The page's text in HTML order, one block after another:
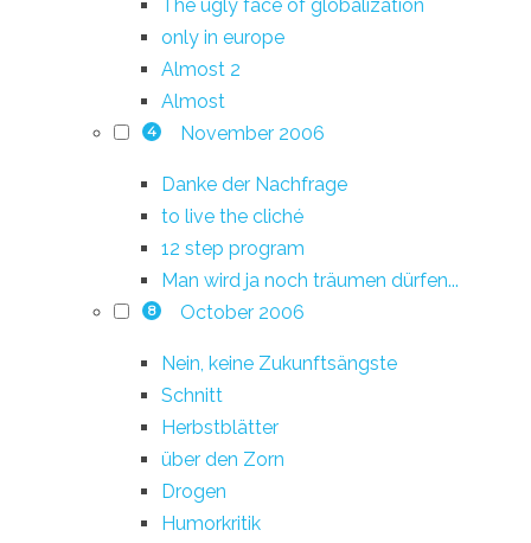
The ugly face of globalization
only in europe
Almost 2
Almost
4 November 2006
Danke der Nachfrage
to live the cliché
12 step program
Man wird ja noch träumen dürfen...
8 October 2006
Nein, keine Zukunftsängste
Schnitt
Herbstblätter
über den Zorn
Drogen
Humorkritik